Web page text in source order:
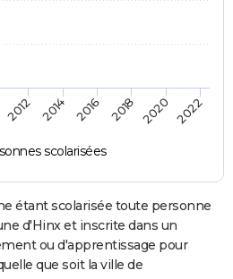
scolarisées
2012 2014 2016 2018 2020 2022
étant scolarisée toute personne
d'Hinx et inscrite dans un
ou d'apprentissage pour
que soit la ville de